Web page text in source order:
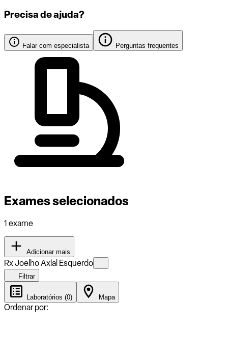
Precisa de ajuda?
Falar com especialista Perguntas frequentes
Exames selecionados
1 exame
Adicionar mais
Rx Joelho Axial Esquerdo
Filtrar
Laboratórios (0) Mapa
Ordenar por: